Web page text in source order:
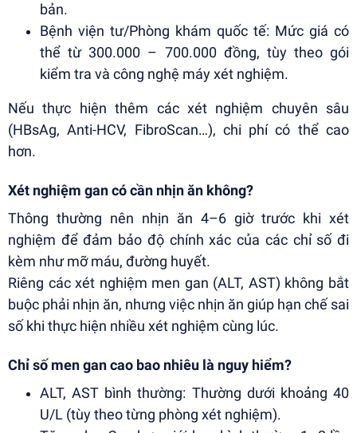
bản.
Bệnh viện tư/Phòng khám quốc tế: Mức giá có
thể từ 300.000 – 700.000 đồng, tùy theo gói
kiểm tra và công nghệ máy xét nghiệm.
Nếu thực hiện thêm các xét nghiệm chuyên sâu
(HBsAg, Anti-HCV, FibroScan…), chi phí có thể cao
hơn.
Xét nghiệm gan có cần nhịn ăn không?
Thông thường nên nhịn ăn 4–6 giờ trước khi xét
nghiệm để đảm bảo độ chính xác của các chỉ số đi
kèm như mỡ máu, đường huyết.
Riêng các xét nghiệm men gan (ALT, AST) không bắt
buộc phải nhịn ăn, nhưng việc nhịn ăn giúp hạn chế sai
số khi thực hiện nhiều xét nghiệm cùng lúc.
Chỉ số men gan cao bao nhiêu là nguy hiểm?
ALT, AST bình thường: Thường dưới khoảng 40
U/L (tùy theo từng phòng xét nghiệm).